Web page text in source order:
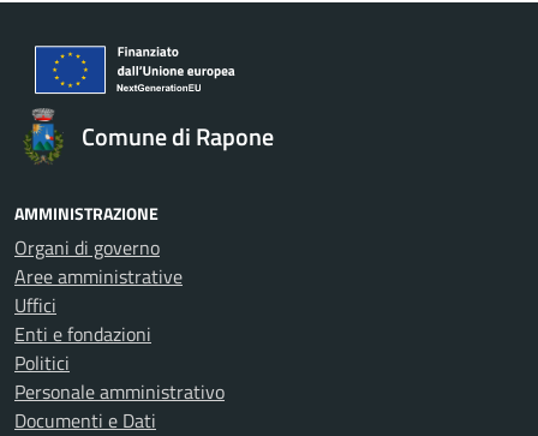
Comune di Rapone
AMMINISTRAZIONE
Organi di governo
Aree amministrative
Uffici
Enti e fondazioni
Politici
Personale amministrativo
Documenti e Dati